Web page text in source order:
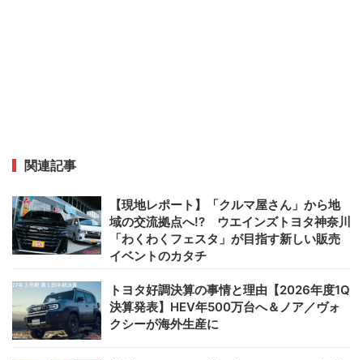
関連記事
【現地レポート】「クルマ屋さん」から地
域の交流拠点へ!? ウエインズトヨタ神奈川
「わくわくフェスタ」が目指す新しい販売
イベントのカタチ
トヨタ好調決算の事情と理由【2026年度1Q
決算発表】HEV年500万台へ＆ノア／ヴォ
クシーが海外生産に